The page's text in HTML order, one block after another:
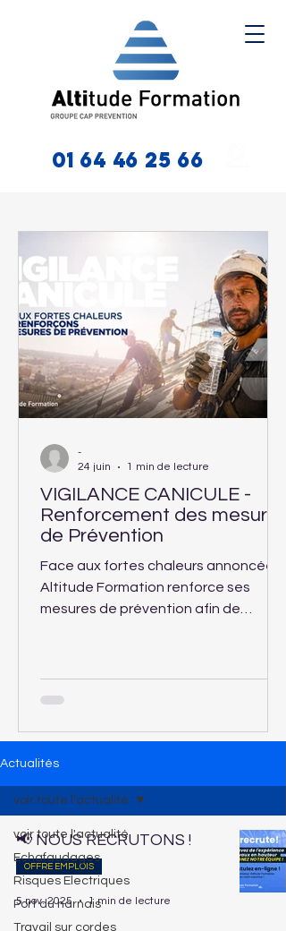
01 64 46 25 66
VIGILANCE CANICULE -
Renforcement des mesures
de Prévention
Face aux fortes chaleurs annoncées,
Altitude Formation renforce ses
mesures de prévention afin de
-
24 juin
1 min de lecture
Actualités
voir toute l'actualité
Echafaudages
Risques Electriques
Port du harnais
Travail sur cordes
voir toute l'actualité
📢 NOUS RECRUTONS !
OFFRE EMPLOIS
5 nov. 2025 1 min de lecture